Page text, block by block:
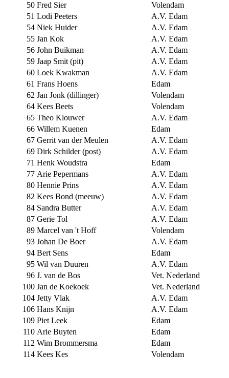
50 Fred Sier
Volendam
51 Lodi Peeters
A.V. Edam
54 Niek Huider
A.V. Edam
55 Jan Kok
A.V. Edam
56 John Buikman
A.V. Edam
59 Jaap Smit (pit)
A.V. Edam
60 Loek Kwakman
A.V. Edam
61 Frans Hoens
Edam
62 Jan Jonk (dillinger)
Volendam
64 Kees Beets
Volendam
65 Theo Klouwer
A.V. Edam
66 Willem Kuenen
Edam
67 Gerrit van der Meulen
A.V. Edam
69 Dirk Schilder (post)
A.V. Edam
71 Henk Woudstra
Edam
77 Arie Pepermans
A.V. Edam
80 Hennie Prins
A.V. Edam
82 Kees Bond (meeuw)
A.V. Edam
84 Sandra Butter
A.V. Edam
87 Gerie Tol
A.V. Edam
89 Marcel van 't Hoff
Volendam
93 Johan De Boer
A.V. Edam
94 Bert Sens
Edam
95 Wil van Duuren
A.V. Edam
96 J. van de Bos
Vet. Nederland
100 Jan de Koekoek
Vet. Nederland
104 Jetty Vlak
A.V. Edam
106 Hans Knijn
A.V. Edam
109 Piet Leek
Edam
110 Arie Buyten
Edam
112 Wim Brommersma
Edam
114 Kees Kes Volendam